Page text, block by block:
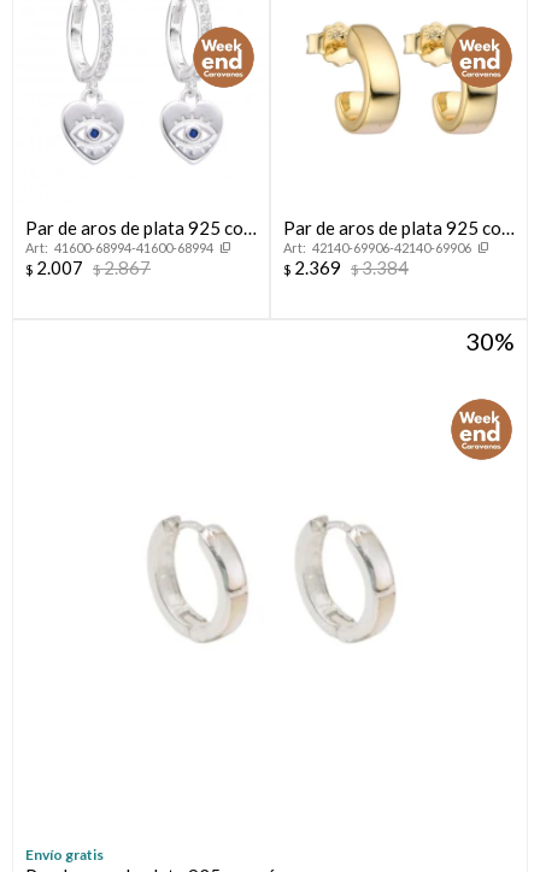
Par de aros de plata 925 con
circonias y dije colgante.
41600-68994-41600-68994
$ 2.007 $2.867
Par de aros de plata 925 con
bsño de oro amarillo.
42140-69906-42140-69906
$ 2.369 $3.384
30
Envío gratis